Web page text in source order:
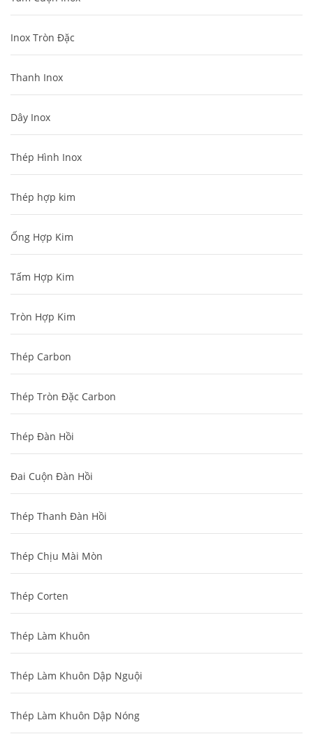
Inox Tròn Đặc
Thanh Inox
Dây Inox
Thép Hình Inox
Thép hợp kim
Ống Hợp Kim
Tấm Hợp Kim
Tròn Hợp Kim
Thép Carbon
Thép Tròn Đặc Carbon
Thép Đàn Hồi
Đai Cuộn Đàn Hồi
Thép Thanh Đàn Hồi
Thép Chịu Mài Mòn
Thép Corten
Thép Làm Khuôn
Thép Làm Khuôn Dập Nguội
Thép Làm Khuôn Dập Nóng